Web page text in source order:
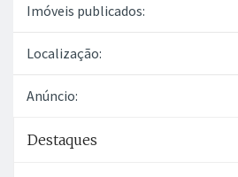
Imóveis publicados:
Localização:
Anúncio:
Destaques